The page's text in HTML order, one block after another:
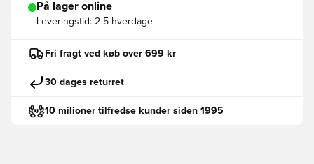
På lager online
Leveringstid: 2-5 hverdage
Fri fragt ved køb over 699 kr
30 dages returret
10 milioner tilfredse kunder siden 1995